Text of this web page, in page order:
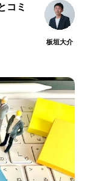
コミ
板垣大介